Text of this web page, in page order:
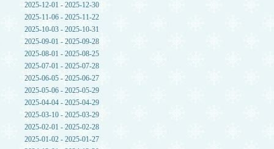
2025-12-01 - 2025-12-30
2025-11-06 - 2025-11-22
2025-10-03 - 2025-10-31
2025-09-01 - 2025-09-28
2025-08-01 - 2025-08-25
2025-07-01 - 2025-07-28
2025-06-05 - 2025-06-27
2025-05-06 - 2025-05-29
2025-04-04 - 2025-04-29
2025-03-10 - 2025-03-29
2025-02-01 - 2025-02-28
2025-01-02 - 2025-01-27